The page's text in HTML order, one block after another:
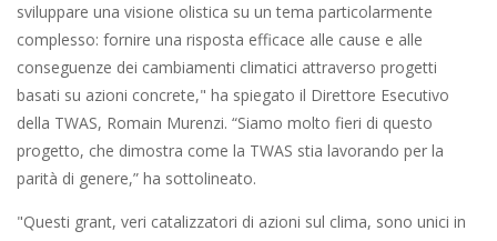
sviluppare una visione olistica su un tema particolarmente
complesso: fornire una risposta efficace alle cause e alle
conseguenze dei cambiamenti climatici attraverso progetti
basati su azioni concrete," ha spiegato il Direttore Esecutivo
della TWAS, Romain Murenzi. “Siamo molto fieri di questo
progetto, che dimostra come la TWAS stia lavorando per la
parità di genere,” ha sottolineato.
"Questi grant, veri catalizzatori di azioni sul clima, sono unici in